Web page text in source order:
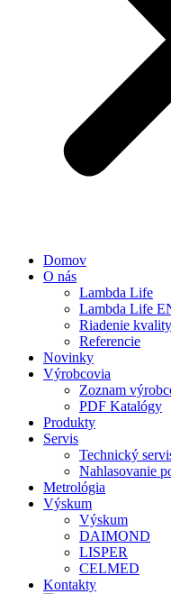
Domov
O nás
Lambda Life
Lambda Life
Riadenie kvality
Referencie
Novinky
Výrobcovia
Zoznam
PDF Katalógy
Produkty
Servis
Technický
Nahlasovanie
Metrológia
Výskum
Výskum
DAIMOND
LISPER
CELMED
Kontakty